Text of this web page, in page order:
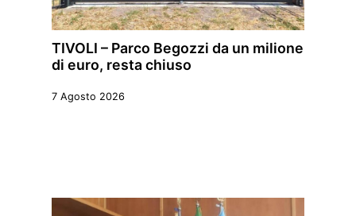
TIVOLI – Parco Begozzi da un milione
di euro, resta chiuso
7 Agosto 2026